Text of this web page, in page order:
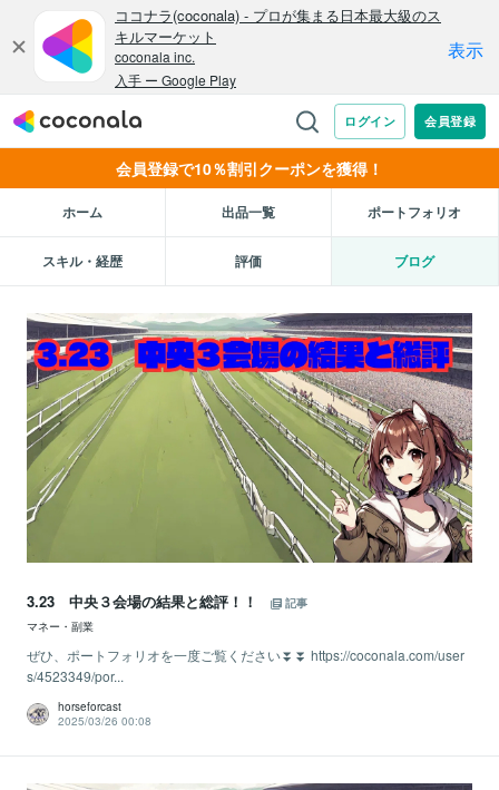
会員登録で10％割引クーポンを獲得！
ホーム 出品一覧 ポートフォリオ
スキル・経歴 評価 ブログ
3.23 中央３会場の結果と総評！！
記事
マネー・副業
ぜひ、ポートフォリオを一度ご覧ください⏬⏬ https://coconala.com/user
s/4523349/por...
horseforcast
2025/03/26 00:08